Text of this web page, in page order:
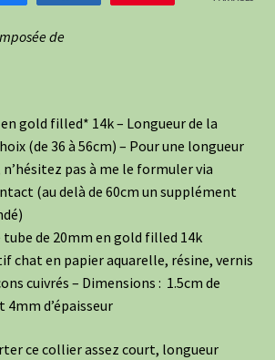
de
gold filled* 14k – Longueur de la
(de 36 à 56cm) – Pour une longueur
pas à me le formuler via
(au delà de 60cm un supplément
de 20mm en gold filled 14k
chat en papier aquarelle, résine, vernis
cuivrés – Dimensions : 1.5cm de
d’épaisseur
ce collier assez court, longueur